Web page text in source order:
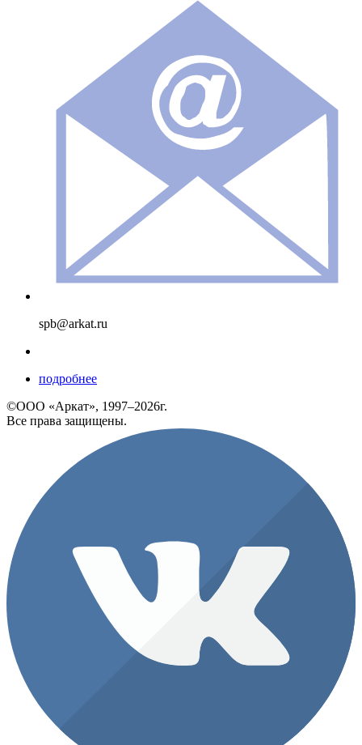
spb@arkat.ru
подробнее
©ООО «Аркат», 1997–2026г.
Все права защищены.